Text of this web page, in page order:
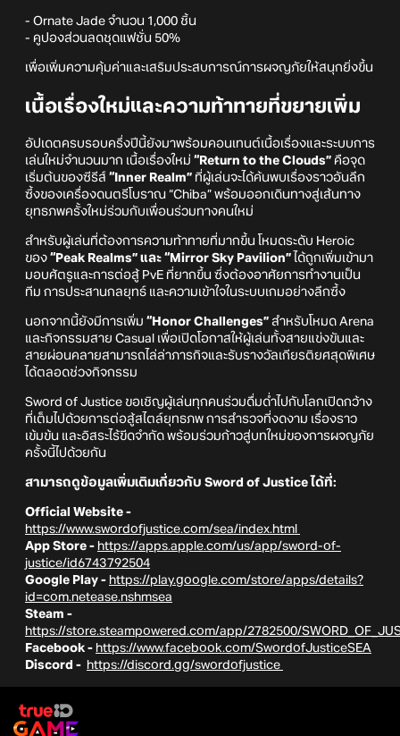
- Ornate Jade จำนวน 1,000 ชิ้น
- คูปองส่วนลดชุดแฟชั่น 50%
เพื่อเพิ่มความคุ้มค่าและเสริมประสบการณ์การผจญภัยให้สนุกยิ่งขึ้น
เนื้อเรื่องใหม่และความท้าทายที่ขยายเพิ่ม
อัปเดตครบรอบครึ่งปีนี้ยังมาพร้อมคอนเทนต์เนื้อเรื่องและระบบการ
เล่นใหม่จำนวนมาก เนื้อเรื่องใหม่ “Return to the Clouds” คือจุด
เริ่มต้นของซีรีส์ “Inner Realm” ที่ผู้เล่นจะได้ค้นพบเรื่องราวอันลึก
ซึ้งของเครื่องดนตรีโบราณ “Chiba” พร้อมออกเดินทางสู่เส้นทาง
ยุทธภพครั้งใหม่ร่วมกับเพื่อนร่วมทางคนใหม่
สำหรับผู้เล่นที่ต้องการความท้าทายที่มากขึ้น โหมดระดับ Heroic
ของ “Peak Realms” และ “Mirror Sky Pavilion” ได้ถูกเพิ่มเข้ามา
มอบศัตรูและการต่อสู้ PvE ที่ยากขึ้น ซึ่งต้องอาศัยการทำงานเป็น
ทีม การประสานกลยุทธ์ และความเข้าใจในระบบเกมอย่างลึกซึ้ง
นอกจากนี้ยังมีการเพิ่ม “Honor Challenges” สำหรับโหมด Arena
และกิจกรรมสาย Casual เพื่อเปิดโอกาสให้ผู้เล่นทั้งสายแข่งขันและ
สายผ่อนคลายสามารถไล่ล่าภารกิจและรับรางวัลเกียรติยศสุดพิเศษ
ได้ตลอดช่วงกิจกรรม
Sword of Justice ขอเชิญผู้เล่นทุกคนร่วมดื่มด่ำไปกับโลกเปิดกว้าง
ที่เต็มไปด้วยการต่อสู้สไตล์ยุทธภพ การสำรวจที่งดงาม เรื่องราว
เข้มข้น และอิสระไร้ขีดจำกัด พร้อมร่วมก้าวสู่บทใหม่ของการผจญภัย
ครั้งนี้ไปด้วยกัน
สามารถดูข้อมูลเพิ่มเติมเกี่ยวกับ Sword of Justice ได้ที่:
Official Website -
https://www.swordofjustice.com/sea/index.html
App Store - https://apps.apple.com/us/app/sword-of-
justice/id6743792504
Google Play - https://play.google.com/store/apps/details?
id=com.netease.nshmsea
Steam -
https://store.steampowered.com/app/2782500/
Facebook - https://www.facebook.com/SwordofJusticeSEA
Discord - https://discord.gg/swordofjustice